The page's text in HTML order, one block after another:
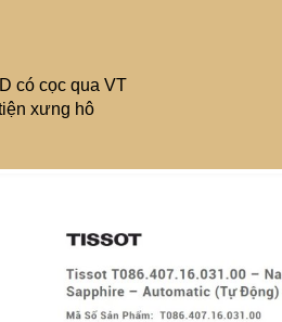
có cọc qua VT
xưng hô